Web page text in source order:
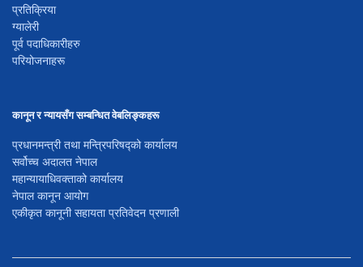
प्रतिक्रिया
ग्यालेरी
पूर्व पदाधिकारीहरु
परियोजनाहरू
कानून र न्यायसँग सम्बन्धित वेबलिङ्कहरू
प्रधानमन्त्री तथा मन्त्रिपरिषद्को कार्यालय
सर्वोच्च अदालत नेपाल
महान्यायाधिवक्ताको कार्यालय
नेपाल कानून आयोग
एकीकृत कानूनी सहायता प्रतिवेदन प्रणाली